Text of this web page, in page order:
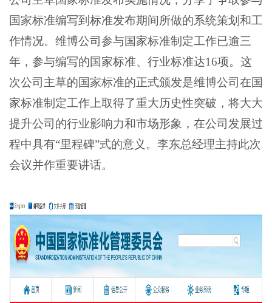
国家标准编写到标准发布期间所做的系统策划和工
作情况。维博公司参与国家标准制定工作已逾三
年，参与编写的国家标准、行业标准达16项。这
次公司主草的国家标准的正式颁发是维博公司在国
家标准制定工作上取得了重大历史性突破，将大大
提升公司的行业影响力和市场形象，在公司发展过
程中具有“里程碑”式的意义。李东总经理主持此次
会议并作重要讲话。